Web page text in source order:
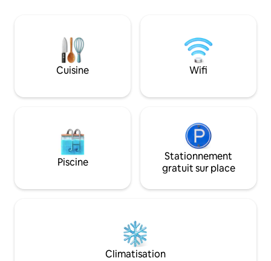
>Kitchenette avec des produits de base
pour la cuisine > 14 km de la gare de
Kollam (via la ligne de ferry) et 3 km de la
gare de Munroe >Petit-déjeuner
(payante) >Pas de télévision et de lave-
de spa. Ce qu'il y
l'aube, des feux
lactée et le
complètement
Cuisine Wifi
Piscine
Stationnement
gratuit sur place
Climatisation